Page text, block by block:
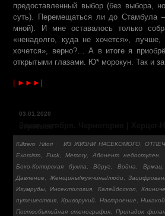
предоставленный выбор (без выбора,
суть). Перемещаться ли до Стамбула
мной). И мне оставалось только
«ненадолго, куда не хочется»,
хочется», верно?… А в итоге я
открытыми глазами. Ю* морокун. Так и
| ►►►|
03.01.2020
Killzero Hitori ИЗ ЖИЗНИ НАСЕКОМОГО,
Exorcism,Fuck,Memory,Абонент недоступен,
Боко-Которская бухта,Вдруг, Война, Врмац
Давление, Женщины/мужчины/люди,
Изумруды,Инсектология, Калейдоскоп,
путе­шеств­ия,Криворукий, Настроение,Никакой
Постсобытийная стенография, Припадок